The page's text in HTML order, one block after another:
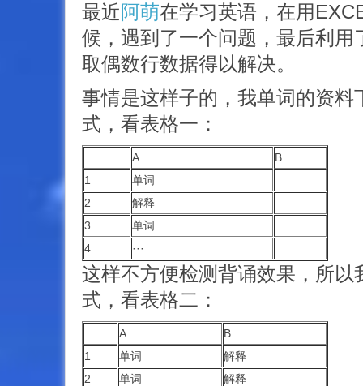
最近阿萌在学习英语，在用
候，遇到了一个问题，最后利用
取偶数行数据得以解决。
事情是这样子的，我单词的资料
式，看表格一：
A
B
1
单词
2
解释
3
单词
4
···
这样不方便检测背诵效果，所以
式，看表格二：
A
B
1
单词
解释
2
单词
解释